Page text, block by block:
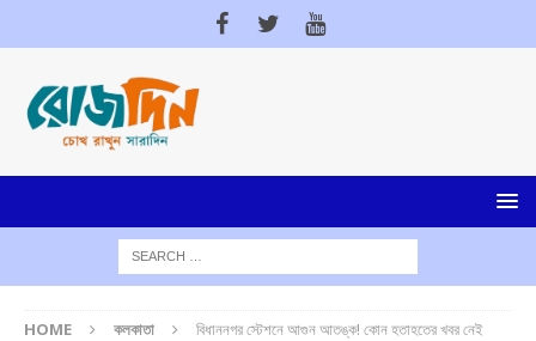
HOME কলকাতা বিধাননগর স্টেশনে আগুন আতঙ্ক! কোন হতাহতের খবর নেই